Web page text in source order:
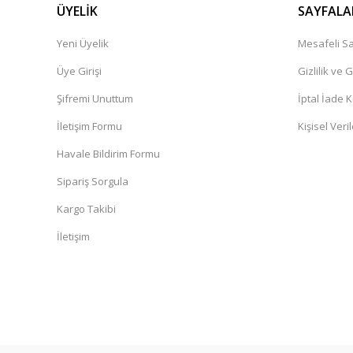
ÜYELİK
Yeni Üyelik
Üye Girişi
Şifremi Unuttum
İletişim Formu
Havale Bildirim Formu
Sipariş Sorgula
Kargo Takibi
İletişim
Mesafeli
Gizlilik ve
İptal İade
Kişisel